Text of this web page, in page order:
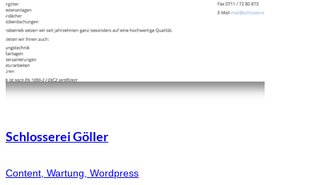
Schlosserei Göller
Content, Wartung, Wordpress